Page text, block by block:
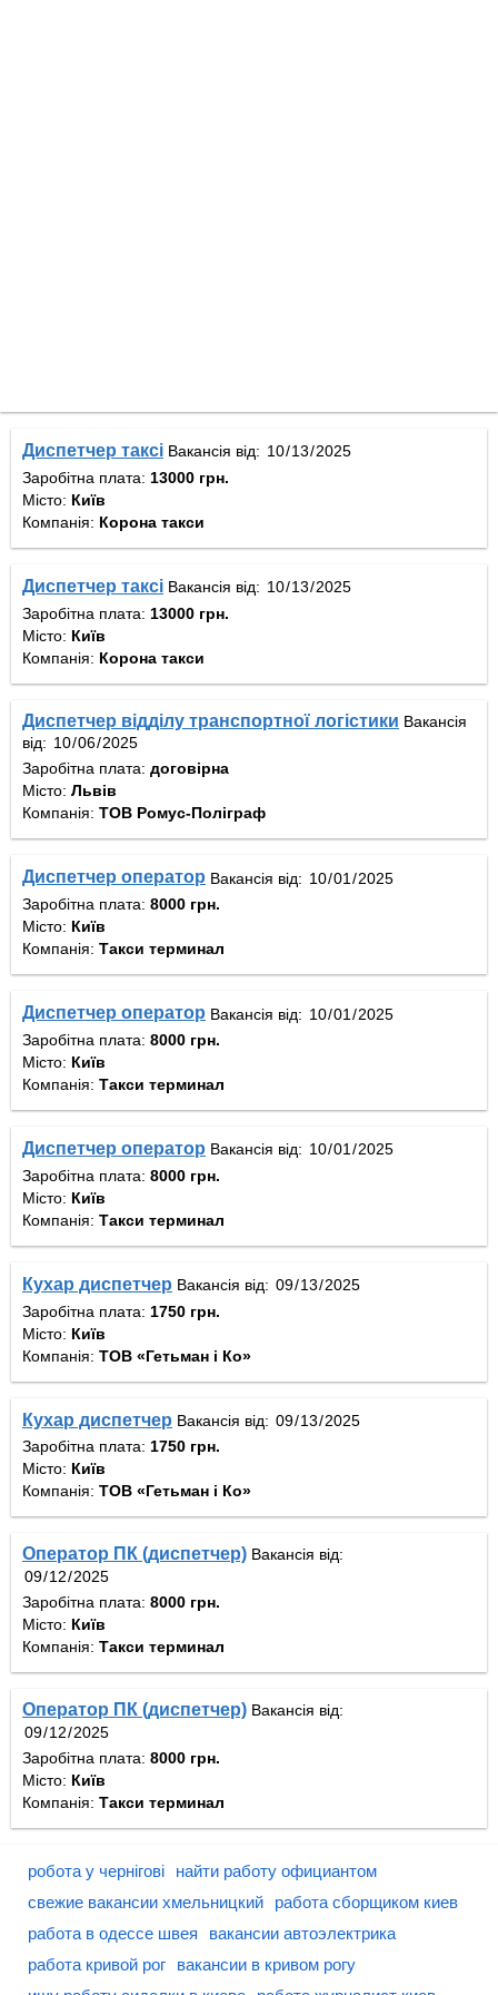
Диспетчер таксі Вакансія від:
Заробітна плата: 13000 грн.
Місто: Київ
Компанія: Корона такси
Диспетчер таксі Вакансія від:
Заробітна плата: 13000 грн.
Місто: Київ
Компанія: Корона такси
Диспетчер відділу транспортної логістики Вакансія
від:
Заробітна плата: договірна
Місто: Львів
Компанія: ТОВ Ромус-Поліграф
Диспетчер оператор Вакансія від:
Заробітна плата: 8000 грн.
Місто: Київ
Компанія: Такси терминал
Диспетчер оператор Вакансія від:
Заробітна плата: 8000 грн.
Місто: Київ
Компанія: Такси терминал
Диспетчер оператор Вакансія від:
Заробітна плата: 8000 грн.
Місто: Київ
Компанія: Такси терминал
Кухар диспетчер Вакансія від:
Заробітна плата: 1750 грн.
Місто: Київ
Компанія: ТОВ «Гетьман і Ко»
Кухар диспетчер Вакансія від:
Заробітна плата: 1750 грн.
Місто: Київ
Компанія: ТОВ «Гетьман і Ко»
Оператор ПК (диспетчер) Вакансія від:
Заробітна плата: 8000 грн.
Місто: Київ
Компанія: Такси терминал
Оператор ПК (диспетчер) Вакансія від:
Заробітна плата: 8000 грн.
Місто: Київ
Компанія: Такси терминал
робота у чернігові
найти работу официантом
свежие вакансии хмельницкий
работа сборщиком киев
работа в одессе швея
вакансии автоэлектрика
работа кривой рог
вакансии в кривом рогу